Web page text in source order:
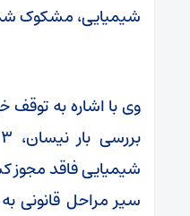
شیمیایی، مشکوک
وی با اشاره به توقف
شیمیایی فاقد مجوز
سیر مراحل قانونی